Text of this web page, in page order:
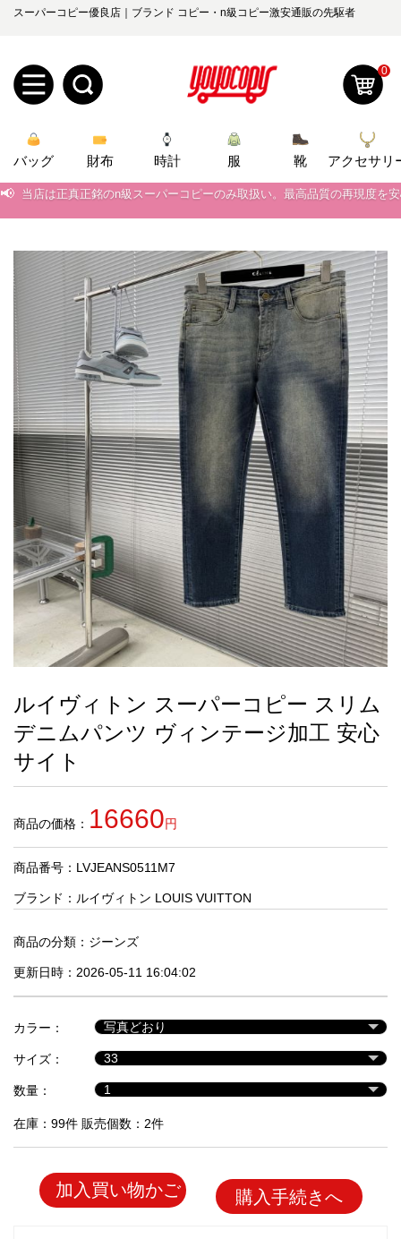
スーパーコピー優良店｜ブランド コピー・n級コピー激安通販の先駆者
規
ユ
ザ
ー
登
録
ロ
グ
ン
オ
ー
ダ
ー
管
お
知
ら
せ
yoyocopys@gmail.com
2026人気特集
バッグ
財布
時計
服
ズボン
衣装セット
靴
住まい用品
アクセサリー
ベルト
スカーフ
アイフォーンケ
ース
小物
最
新
お
す
す
め
商
人
気
商
セ
ル
品
0
バッグ 財布 時計 服 靴 アクセサリ
当店は正真正銘のn級スーパーコピーのみ取扱い。最高品質の再現度を
📢 当店は正真正銘のn級スーパーコピーのみ取扱い。最高品質の再現度を
2026春の新作続々更新中！期間中のご注文でお得な割引をご利用いただ
新作入荷！ルイ・ヴィトンスーパーコピー バッグ最新モデルが登場。
ルイヴィトン スーパーコピー スリム
デニムパンツ ヴィンテージ加工 安心
サイト
商品の価格： 16660円
商品番号：LVJEANS0511M7
ブランド： ルイヴィトン LOUIS VUITTON
商品の分類： ジーンズ
更新日時：2026-05-11 16:04:02
カラー：
サイズ：
数量：
在庫：99件 販売個数：2件
加入買い物かご 購入手続きへ